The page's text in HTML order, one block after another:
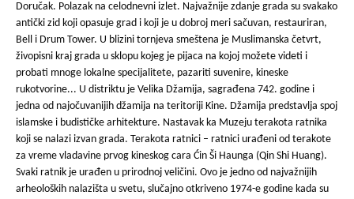
Doručak. Polazak na celodnevni izlet. Najvažnije zdanje grada su svakako
antički zid koji opasuje grad i koji je u dobroj meri sačuvan, restauriran,
Bell i Drum Tower. U blizini tornjeva smeštena je Muslimanska četvrt,
živopisni kraj grada u sklopu kojeg je pijaca na kojoj možete videti i
probati mnoge lokalne specijalitete, pazariti suvenire, kineske
rukotvorine... U distriktu je Velika Džamija, sagrađena 742. godine i
jedna od najočuvanijih džamija na teritoriji Kine. Džamija predstavlja spoj
islamske i budističke arhitekture. Nastavak ka Muzeju terakota ratnika
koji se nalazi izvan grada. Terakota ratnici – ratnici urađeni od terakote
za vreme vladavine prvog kineskog cara Ćin Ši Haunga (Qin Shi Huang).
Svaki ratnik je urađen u prirodnoj veličini. Ovo je jedno od najvažnijih
arheoloških nalazišta u svetu, slučajno otkriveno 1974-e godine kada su